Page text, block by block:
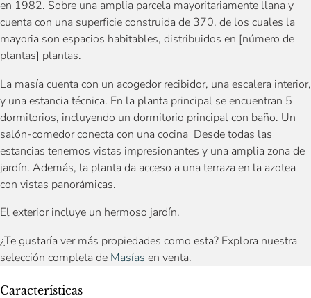
en 1982. Sobre una amplia parcela mayoritariamente llana y
cuenta con una superficie construida de 370, de los cuales la
mayoria son espacios habitables, distribuidos en [número de
plantas] plantas.
La masía cuenta con un acogedor recibidor, una escalera interior,
y una estancia técnica. En la planta principal se encuentran 5
dormitorios, incluyendo un dormitorio principal con baño. Un
salón-comedor conecta con una cocina Desde todas las
estancias tenemos vistas impresionantes y una amplia zona de
jardín. Además, la planta da acceso a una terraza en la azotea
con vistas panorámicas.
El exterior incluye un hermoso jardín.
¿Te gustaría ver más propiedades como esta? Explora nuestra
selección completa de Masías en venta.
Características